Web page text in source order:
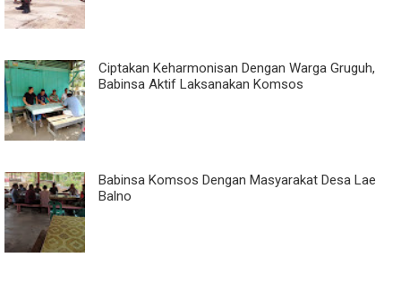
Ciptakan Keharmonisan Dengan Warga Gruguh,
Babinsa Aktif Laksanakan Komsos
Babinsa Komsos Dengan Masyarakat Desa Lae
Balno